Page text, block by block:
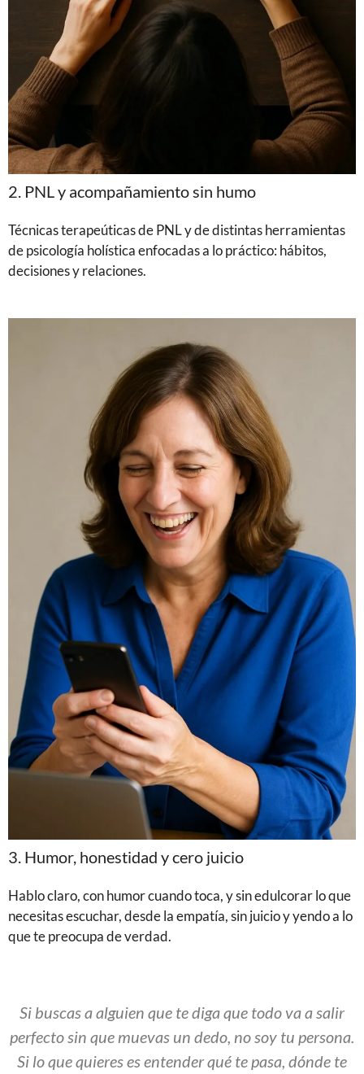
2. PNL y acompañamiento sin humo
Técnicas terapeúticas de PNL y de distintas herramientas
de psicología holística enfocadas a lo práctico: hábitos,
decisiones y relaciones.
3. Humor, honestidad y cero juicio
Hablo claro, con humor cuando toca, y sin edulcorar lo que
necesitas escuchar, desde la empatía, sin juicio y yendo a lo
que te preocupa de verdad.
Si buscas a alguien que te diga que todo va a salir
perfecto sin que muevas un dedo, no soy tu persona.
Si lo que quieres es entender qué te pasa, dónde te